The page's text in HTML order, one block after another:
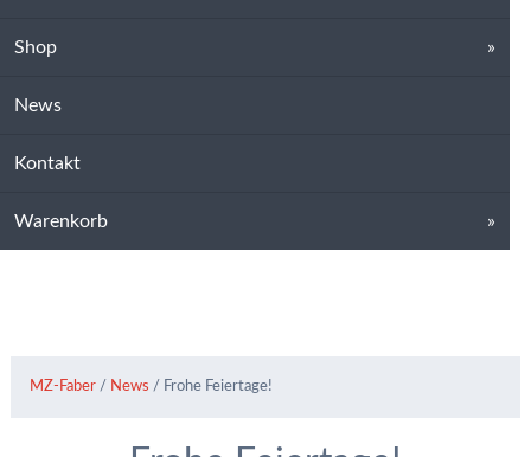
Shop
News
Kontakt
Warenkorb
MZ-Faber / News / Frohe Feiertage!